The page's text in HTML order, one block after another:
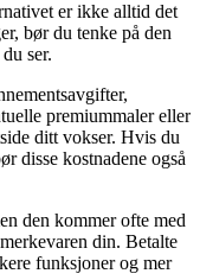
er ikke alltid det
bør du tenke på den
ser.
premiummaler eller
ditt vokser. Hvis du
disse kostnadene også
den kommer ofte med
din. Betalte
funksjoner og mer